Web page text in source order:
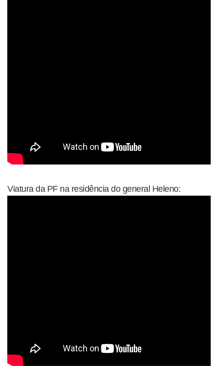
Viatura da PF na residência do general Heleno: